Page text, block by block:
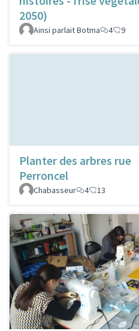
2050)
Ainsi parlait Botma 4 9
Planter des arbres rue
Perroncel
Chabasseur
4 13